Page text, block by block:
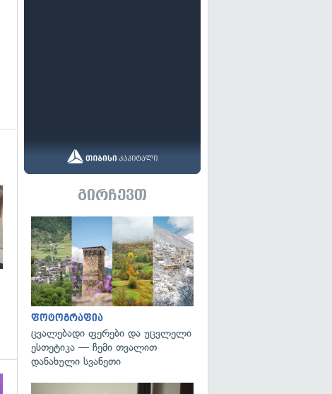
გირჩევთ
ფოტოგრაფია
ცვალებადი ფერები და უცვლელი
ესთეტიკა — ჩემი თვალით
დანახული სვანეთი